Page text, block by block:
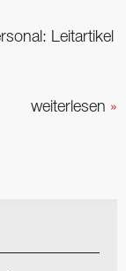
­Leitartikel
weiterlesen »